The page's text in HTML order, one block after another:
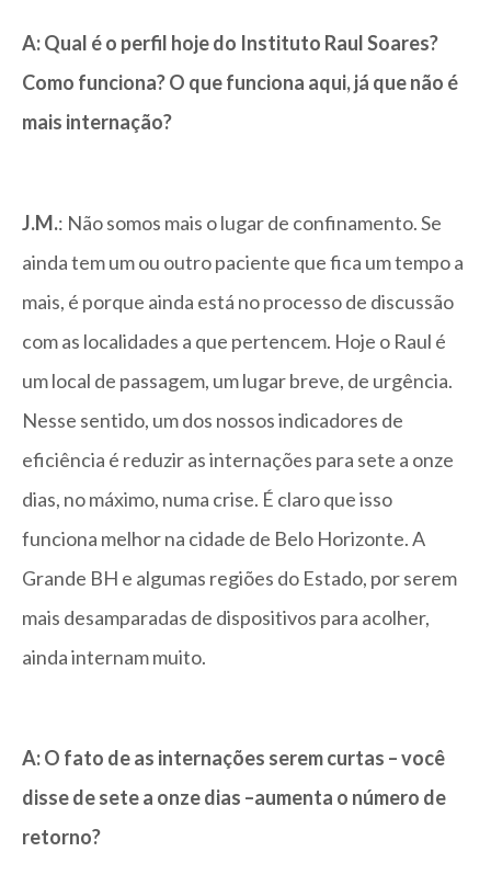
A: Qual é o perfil hoje do Instituto Raul Soares?
Como funciona? O que funciona aqui, já que não é
mais internação?
J.M.: Não somos mais o lugar de confinamento. Se
ainda tem um ou outro paciente que fica um tempo a
mais, é porque ainda está no processo de discussão
com as localidades a que pertencem. Hoje o Raul é
um local de passagem, um lugar breve, de urgência.
Nesse sentido, um dos nossos indicadores de
eficiência é reduzir as internações para sete a onze
dias, no máximo, numa crise. É claro que isso
funciona melhor na cidade de Belo Horizonte. A
Grande BH e algumas regiões do Estado, por serem
mais desamparadas de dispositivos para acolher,
ainda internam muito.
A: O fato de as internações serem curtas – você
disse de sete a onze dias –aumenta o número de
retorno?